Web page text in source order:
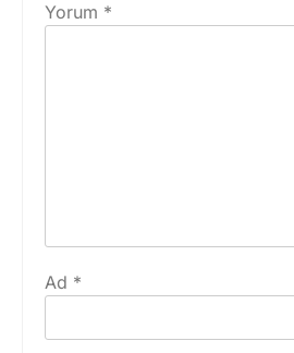
Yorum *
Ad *